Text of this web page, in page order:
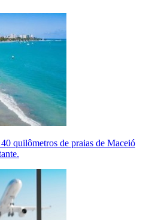
quilômetros de praias de Maceió